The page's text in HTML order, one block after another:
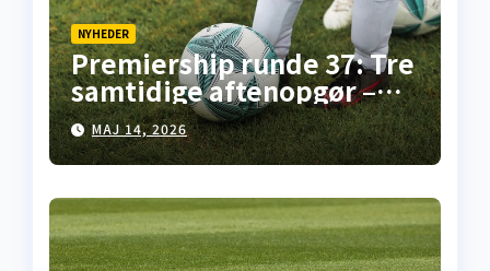
NYHEDER
Premiership runde 37: Tre
samtidige aftenopgør –
her er overblikket
MAJ 14, 2026